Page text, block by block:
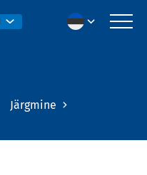
Järgmine